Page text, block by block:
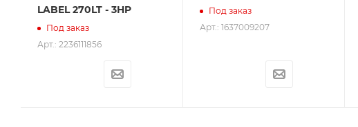
LABEL 270LT - 3HP
Под заказ
Арт.: 2236111856
Под заказ
Арт.: 1637009207